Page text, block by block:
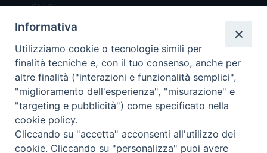
Chi Siamo
Redazione
Scrivici
Copyright © 2019 - Tutti i diritti riservati - Vita
Trentina Editrice
Informativa
Utilizziamo cookie o tecnologie simili per
finalità tecniche e, con il tuo consenso, anche per
altre finalità ("interazioni e funzionalità semplici",
"miglioramento dell'esperienza", "misurazione" e
"targeting e pubblicità") come specificato nella
cookie policy.
Cliccando su "accetta" acconsenti all'utilizzo dei
cookie. Cliccando su "personalizza" puoi avere